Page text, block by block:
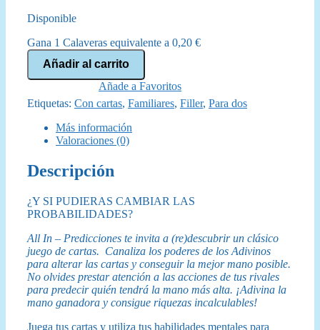
era:
16,50 €.
es:
14,95 €.
Disponible
Gana 1 Calaveras equivalente a 0,20 €
All
Predicciones
Añadir al carrito
Añade a Favoritos
Etiquetas: Con cartas, Familiares, Filler, Para dos
Más información
Valoraciones (0)
Descripción
¿Y SI PUDIERAS CAMBIAR LAS
PROBABILIDADES?
All In – Predicciones te invita a (re)descubrir un clásico
juego de cartas. Canaliza los poderes de los Adivinos
para alterar las cartas y conseguir la mejor mano posible.
No olvides prestar atención a las acciones de tus rivales
para predecir quién tendrá la mano más alta. ¡Adivina la
mano ganadora y consigue riquezas incalculables!
Juega tus cartas y utiliza tus habilidades mentales para